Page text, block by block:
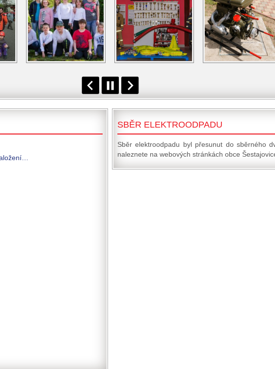
SBĚR ELEKTROODPADU
Sběr elektroodpadu byl přesunut do sběrného
naleznete na webových stránkách obce